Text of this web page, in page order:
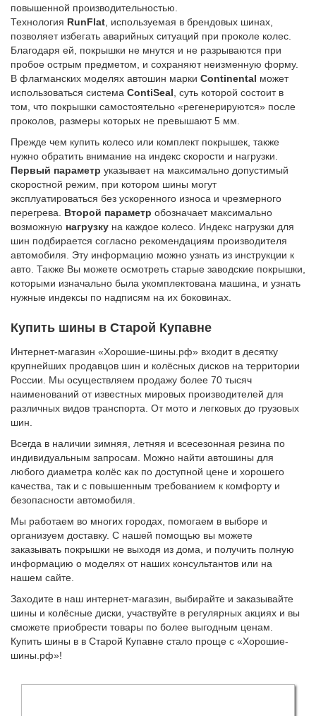
повышенной производительностью.
Технология RunFlat , используемая в брендовых шинах,
позволяет избегать аварийных ситуаций при проколе колес.
Благодаря ей, покрышки не мнутся и не разрываются при
пробое острым предметом, и сохраняют неизменную форму.
В флагманских моделях автошин марки Continental может
использоваться система ContiSeal , суть которой состоит в
том, что покрышки самостоятельно «регенерируются» после
проколов, размеры которых не превышают 5 мм.
Прежде чем купить колесо или комплект покрышек, также
нужно обратить внимание на индекс скорости и нагрузки.
Первый параметр указывает на максимально допустимый
скоростной режим, при котором шины могут
эксплуатироваться без ускоренного износа и чрезмерного
перегрева. Второй параметр обозначает максимально
возможную нагрузку на каждое колесо. Индекс нагрузки для
шин подбирается согласно рекомендациям производителя
автомобиля. Эту информацию можно узнать из инструкции к
авто. Также Вы можете осмотреть старые заводские покрышки,
которыми изначально была укомплектована машина, и узнать
нужные индексы по надписям на их боковинах.
Купить шины в Старой Купавне
Интернет-магазин «Хорошие-шины.рф» входит в десятку
крупнейших продавцов шин и колёсных дисков на территории
России. Мы осуществляем продажу более 70 тысяч
наименований от известных мировых производителей для
различных видов транспорта. От мото и легковых до грузовых
шин.
Всегда в наличии зимняя, летняя и всесезонная резина по
индивидуальным запросам. Можно найти автошины для
любого диаметра колёс как по доступной цене и хорошего
качества, так и с повышенным требованием к комфорту и
безопасности автомобиля.
Мы работаем во многих городах, помогаем в выборе и
организуем доставку. С нашей помощью вы можете
заказывать покрышки не выходя из дома, и получить полную
информацию о моделях от наших консультантов или на
нашем сайте.
Заходите в наш интернет-магазин, выбирайте и заказывайте
шины и колёсные диски, участвуйте в регулярных акциях и вы
сможете приобрести товары по более выгодным ценам.
Купить шины в в Старой Купавне стало проще с «Хорошие-
шины.рф»!